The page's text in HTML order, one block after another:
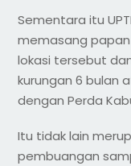
Sementara itu
memasang
lokasi tersebut
kurungan 6 bulan
dengan Perda
Itu tidak lain
pembuangan